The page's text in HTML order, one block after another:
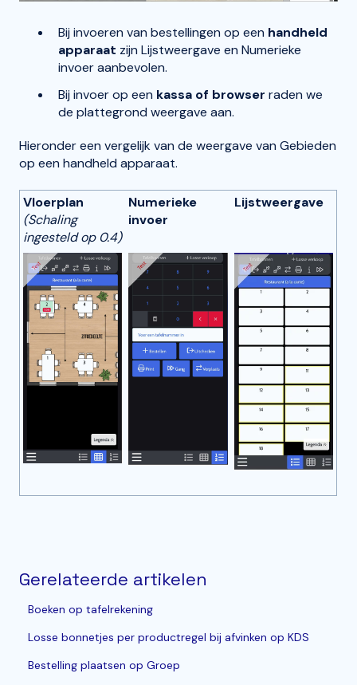
Bij invoeren van bestellingen op een handheld
apparaat zijn Lijstweergave en Numerieke
invoer aanbevolen.
Bij invoer op een kassa of browser raden we
de plattegrond weergave aan.
Hieronder een vergelijk van de weergave van Gebieden
op een handheld apparaat.
Vloerplan
(Schaling
ingesteld op 0.4)
Numerieke
invoer
Lijstweergave
Gerelateerde artikelen
Boeken op tafelrekening
Losse bonnetjes per productregel bij afvinken op KDS
Bestelling plaatsen op Groep